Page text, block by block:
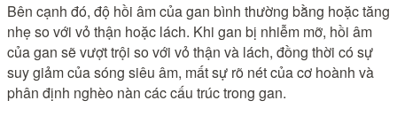
Bên cạnh đó, độ hồi âm của gan bình thường bằng hoặc tăng
nhẹ so với vỏ thận hoặc lách. Khi gan bị nhiễm mỡ, hồi âm
của gan sẽ vượt trội so với vỏ thận và lách, đồng thời có sự
suy giảm của sóng siêu âm, mất sự rõ nét của cơ hoành và
phân định nghèo nàn các cấu trúc trong gan.